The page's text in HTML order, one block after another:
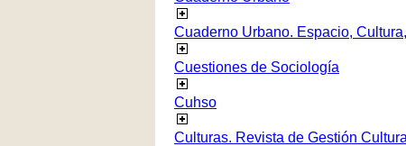
Cuaderno Urbano. Espacio,
Cuestiones de Sociología
Cuhso
Culturas. Revista de Gestión Cultural